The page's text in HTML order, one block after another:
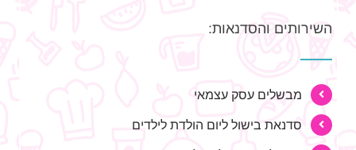
השירותים והסדנאות:
מבשלים עסק עצמאי
סדנאת בישול ליום הולדת לילדים